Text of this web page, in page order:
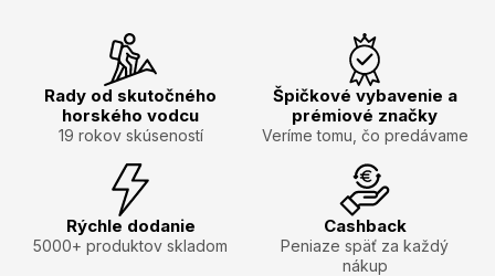
Rady od skutočného
horského vodcu
19 rokov skúseností
Špičkové vybavenie a
prémiové značky
Veríme tomu, čo predávame
Rýchle dodanie
5000+ produktov skladom
Cashback
Peniaze späť za každý
nákup